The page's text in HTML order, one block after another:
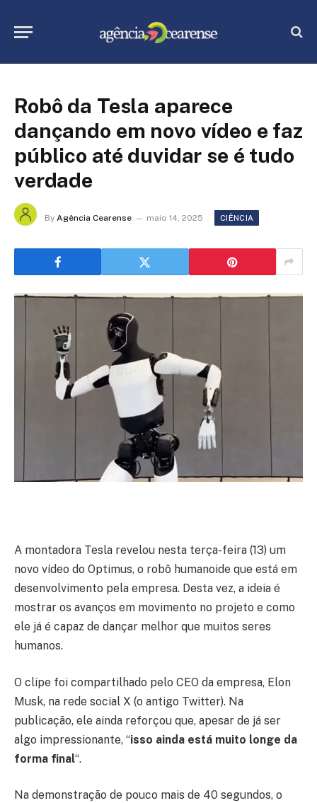
Robô da Tesla aparece
dançando em novo vídeo e faz
público até duvidar se é tudo
verdade
By Agência Cearense maio 14, 2025 CIÊNCIA
A montadora Tesla revelou nesta terça-feira (13) um
novo vídeo do Optimus, o robô humanoide que está em
desenvolvimento pela empresa. Desta vez, a ideia é
mostrar os avanços em movimento no projeto e como
ele já é capaz de dançar melhor que muitos seres
humanos.
O clipe foi compartilhado pelo CEO da empresa, Elon
Musk, na rede social X (o antigo Twitter). Na
publicação, ele ainda reforçou que, apesar de já ser
algo impressionante, “isso ainda está muito longe da
forma final“.
Na demonstração de pouco mais de 40 segundos, o